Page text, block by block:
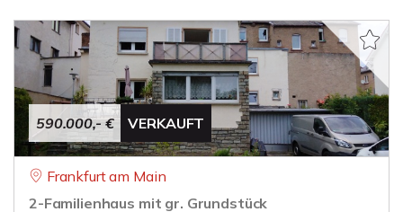
590.000,- € VERKAUFT
Frankfurt am Main
2-Familienhaus mit gr. Grundstück